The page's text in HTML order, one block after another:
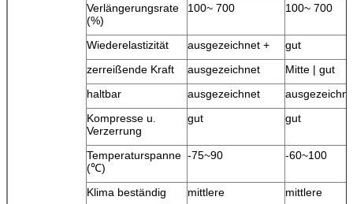
Verlängerungsrate
(%)
100~ 700 100~ 700
Wiederelastizität ausgezeichnet +
gut
zerreißende Kraft
ausgezeichnet
Mitte | gut
haltbar
ausgezeichnet
Kompresse u.
Verzerrung
gut gut
Temperaturspanne
(℃)
-75~90 -60~100
Klima beständig mittlere mittlere